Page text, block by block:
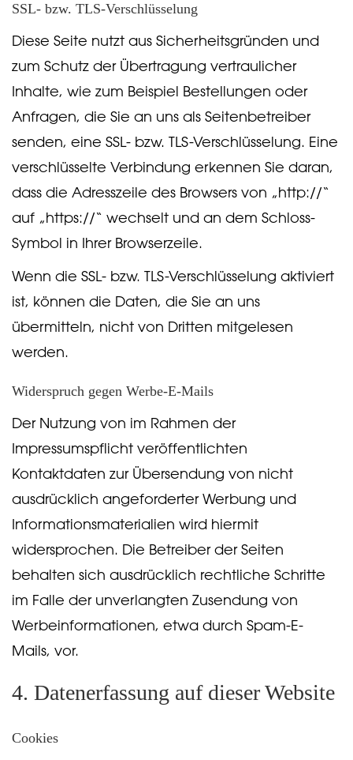
SSL- bzw. TLS-Verschlüsselung
Diese Seite nutzt aus Sicherheitsgründen und
zum Schutz der Übertragung vertraulicher
Inhalte, wie zum Beispiel Bestellungen oder
Anfragen, die Sie an uns als Seitenbetreiber
senden, eine SSL- bzw. TLS-Verschlüsselung. Eine
verschlüsselte Verbindung erkennen Sie daran,
dass die Adresszeile des Browsers von „http://“
auf „https://“ wechselt und an dem Schloss-
Symbol in Ihrer Browserzeile.
Wenn die SSL- bzw. TLS-Verschlüsselung aktiviert
ist, können die Daten, die Sie an uns
übermitteln, nicht von Dritten mitgelesen
werden.
Widerspruch gegen Werbe-E-Mails
Der Nutzung von im Rahmen der
Impressumspflicht veröffentlichten
Kontaktdaten zur Übersendung von nicht
ausdrücklich angeforderter Werbung und
Informationsmaterialien wird hiermit
widersprochen. Die Betreiber der Seiten
behalten sich ausdrücklich rechtliche Schritte
im Falle der unverlangten Zusendung von
Werbeinformationen, etwa durch Spam-E-
Mails, vor.
4. Datenerfassung auf dieser Website
Cookies